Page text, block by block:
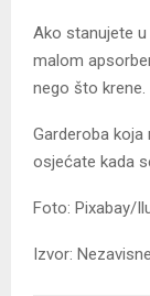
Ako stanujete
malom
nego što krene.
Garderoba
osjećate kada
Foto: Pixabay/
Izvor: Nezavisne